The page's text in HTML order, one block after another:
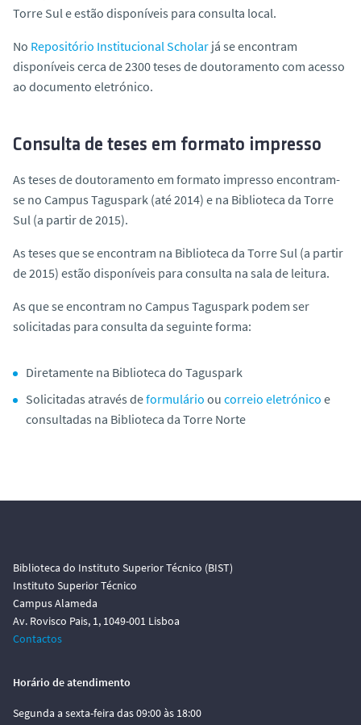
Torre Sul e estão disponíveis para consulta local.
No Repositório Institucional Scholar já se encontram
disponíveis cerca de 2300 teses de doutoramento com acesso
ao documento eletrónico.
Consulta de teses em formato impresso
As teses de doutoramento em formato impresso encontram-
se no Campus Taguspark (até 2014) e na Biblioteca da Torre
Sul (a partir de 2015).
As teses que se encontram na Biblioteca da Torre Sul (a partir
de 2015) estão disponíveis para consulta na sala de leitura.
As que se encontram no Campus Taguspark podem ser
solicitadas para consulta da seguinte forma:
Diretamente na Biblioteca do Taguspark
Solicitadas através deformulário ou correio eletrónico e
consultadas na Biblioteca da Torre Norte
Biblioteca do Instituto Superior Técnico (BIST)
Instituto Superior Técnico
Campus Alameda
Av. Rovisco Pais, 1, 1049-001 Lisboa
Contactos
Horário de atendimento
Segunda a sexta-feira das 09:00 às 18:00